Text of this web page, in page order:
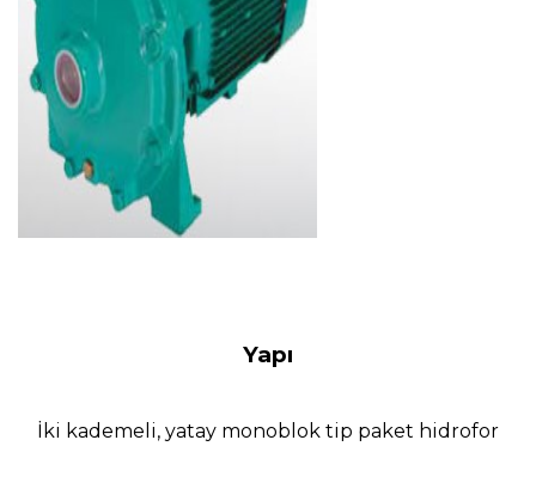
Yapı
İki kademeli, yatay monoblok tip paket hidrofor